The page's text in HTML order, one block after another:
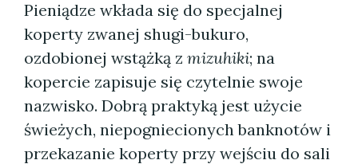
Pieniądze wkłada się do specjalnej
koperty zwanej shugi-bukuro,
ozdobionej wstążką z mizuhiki; na
kopercie zapisuje się czytelnie swoje
nazwisko. Dobrą praktyką jest użycie
świeżych, niepogniecionych banknotów i
przekazanie koperty przy wejściu do sali